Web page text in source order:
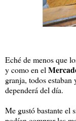
Eché de menos que
y como en el
granja, todos
dependerá del día.
Me gustó bastante el